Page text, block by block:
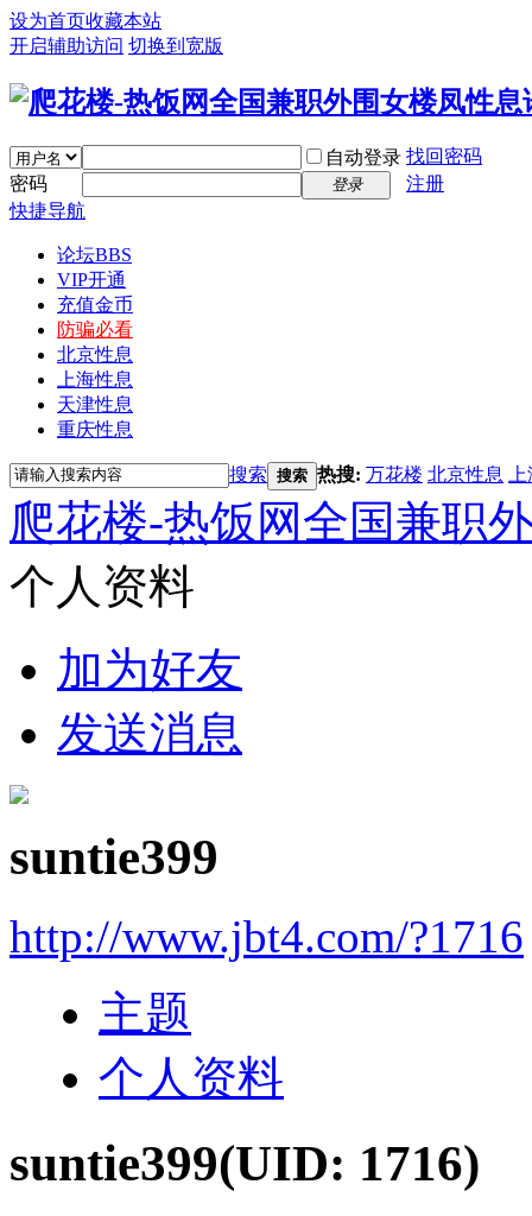
设为首页收藏本站
开启辅助访问 切换到宽版
自动登录 找回密码
密码
登录
注册
快捷导航
论坛BBS
VIP开通
充值金币
防骗必看
北京性息
上海性息
天津性息
重庆性息
搜索 搜索 热搜: 万花楼 北京性息
爬花楼-热饭网全国兼职
个人资料
加为好友
发送消息
suntie399
http://www.jbt4.com/?1716
主题
个人资料
suntie399(UID: 1716)